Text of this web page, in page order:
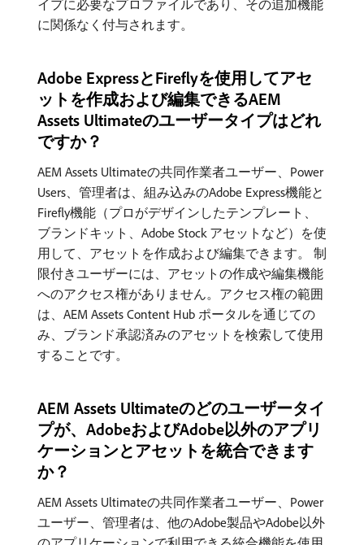
イプに必要なプロファイルであり、その追加機能
に関係なく付与されます。
Adobe ExpressとFireflyを使用してアセ
ットを作成および編集できるAEM
Assets Ultimateのユーザータイプはどれ
ですか？
AEM Assets Ultimateの共同作業者ユーザー、Power
Users、管理者は、組み込みのAdobe Express機能と
Firefly機能（プロがデザインしたテンプレート、
ブランドキット、Adobe Stock アセットなど）を使
用して、アセットを作成および編集できます。 制
限付きユーザーには、アセットの作成や編集機能
へのアクセス権がありません。アクセス権の範囲
は、AEM Assets Content Hub ポータルを通じての
み、ブランド承認済みのアセットを検索して使用
することです。
AEM Assets Ultimateのどのユーザータイ
プが、AdobeおよびAdobe以外のアプリ
ケーションとアセットを統合できます
か？
AEM Assets Ultimateの共同作業者ユーザー、Power
ユーザー、管理者は、他のAdobe製品やAdobe以外